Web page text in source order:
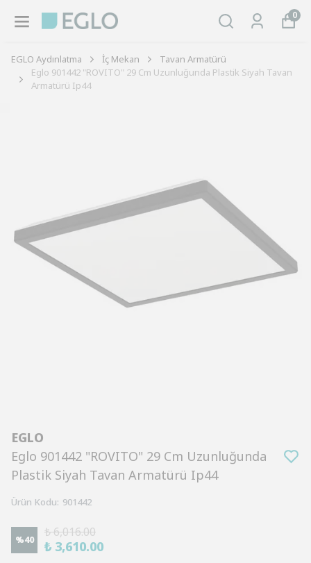
0
EGLO Aydınlatma İç Mekan
Tavan Armatürü
Eglo 901442 "ROVITO" 29 Cm Uzunluğunda Plastik Siyah Tavan
Armatürü Ip44
EGLO
Eglo 901442 "ROVITO" 29 Cm Uzunluğunda
Plastik Siyah Tavan Armatürü Ip44
Ürün Kodu: 901442
%40
₺ 6,016.00
₺ 3,610.00